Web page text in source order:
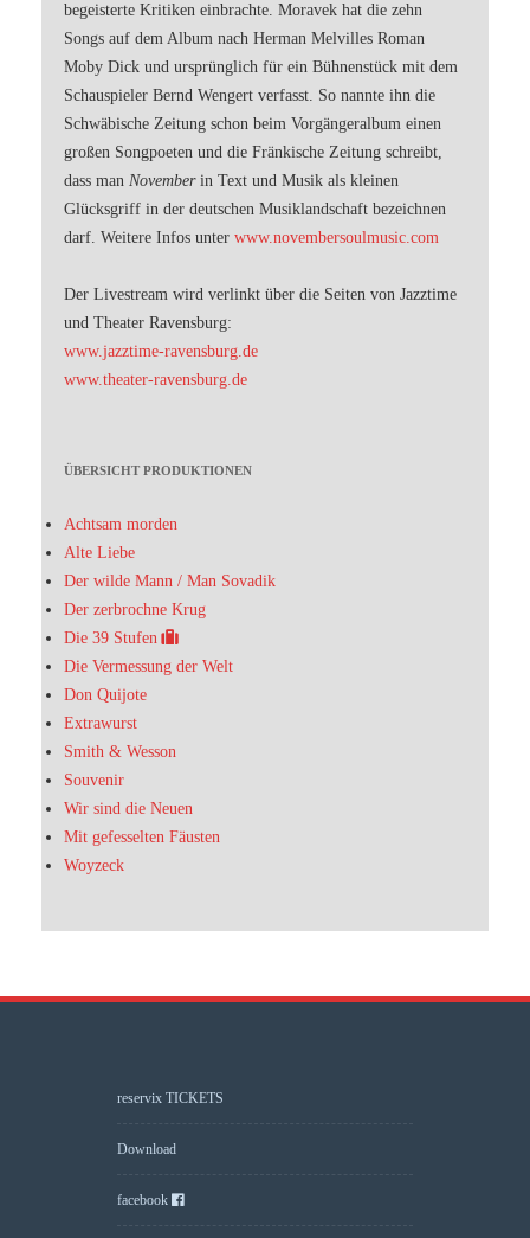
begeisterte Kritiken einbrachte. Moravek hat die zehn
Songs auf dem Album nach Herman Melvilles Roman
Moby Dick und ursprünglich für ein Bühnenstück mit dem
Schauspieler Bernd Wengert verfasst. So nannte ihn die
Schwäbische Zeitung schon beim Vorgängeralbum einen
großen Songpoeten und die Fränkische Zeitung schreibt,
dass man Novemberin Text und Musik als kleinen
Glücksgriff in der deutschen Musiklandschaft bezeichnen
darf. Weitere Infos unter www.novembersoulmusic.com
Der Livestream wird verlinkt über die Seiten von Jazztime
und Theater Ravensburg:
www.jazztime-ravensburg.de
www.theater-ravensburg.de
ÜBERSICHT PRODUKTIONEN
Achtsam morden
Alte Liebe
Der wilde Mann / Man Sovadik
Der zerbrochne Krug
Die 39 Stufen
Die Vermessung der Welt
Don Quijote
Extrawurst
Smith & Wesson
Souvenir
Wir sind die Neuen
Mit gefesselten Fäusten
Woyzeck
reservix TICKETS
Download
facebook